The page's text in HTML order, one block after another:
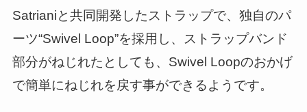
Satrianiと共同開発したストラップで、独自のパ
ーツ“Swivel Loop”を採用し、ストラップバンド
部分がねじれたとしても、Swivel Loopのおかげ
で簡単にねじれを戻す事ができるようです。